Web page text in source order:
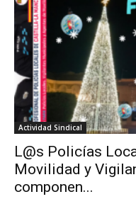
Actividad Sindical
L@s Policías
Movilidad y
componen...